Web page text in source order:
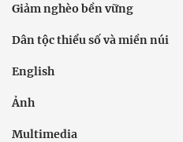
Giảm nghèo bền vững
Dân tộc thiểu số và miền núi
English
Ảnh
Multimedia